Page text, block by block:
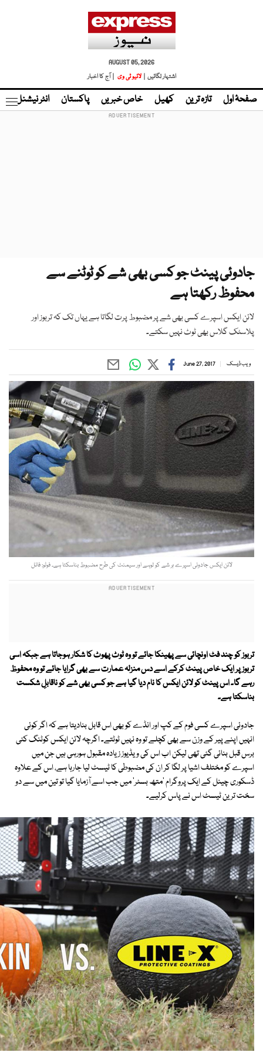
AUGUST 05, 2026
اشتہار لگائیں |
لائیو ٹی وی | آج کا اخبار
صفحۂ اول تازہ ترین کھیل خاص خبریں پاکستان انٹر نیشنل
جادوئی پینٹ جو کسی بھی شے کو ٹوٹنے سے
محفوظ رکھتا ہے
لائن ایکس اسپرے کسی بھی شے پر مضبوط پرت لگاتا ہے یہاں تک کہ تربوز اور
پلاسٹک گلاس بھی ٹوٹ نہیں سکتے۔
ویب ڈیسک June 27, 2017
لائن ایکس جادوئی اسپرے ہر شے کو لوہے اور سیمنٹ کی طرح مضبوط بناسکتا ہے۔ فوٹو: فائل
تربوز کو چند فٹ اونچائی سے پھینکا جائے تو وہ ٹوٹ پھوٹ کا شکار ہوجاتا ہے جبکہ اسی
تربوز پر ایک خاص پینٹ کرکے اسے دس منزلہ عمارت سے بھی گرایا جائے تو وہ محفوظ
رہے گا۔ اس پینٹ کو لائن ایکس کا نام دیا گیا ہے جو کسی بھی شے کو ناقابلِ شکست
بناسکتا ہے۔
جادوئی اسپرے کسی فوم کے کپ اور انڈے کو بھی اس قابل بنادیتا ہے کہ اگر کوئی
انہیں اپنے پیر کے وزن سے بھی کچلے تو وہ نہیں ٹوٹتے۔ اگرچہ لائن ایکس کوٹنگ کئی
برس قبل بنائی گئی تھی لیکن اب اس کی ویڈیوز زیادہ مقبول ہورہی ہیں جن میں
اسپرے کو مختلف اشیا پر لگا کر ان کی مضبوطی کا ٹیسٹ لیا جارہا ہے، اس کے علاوہ
ڈسکوری چینل کے ایک پروگرام 'متھ بسٹر' میں جب اسے آزمایا گیا تو تین میں سے دو
سخت ترین ٹیسٹ اس نے پاس کرلیے۔